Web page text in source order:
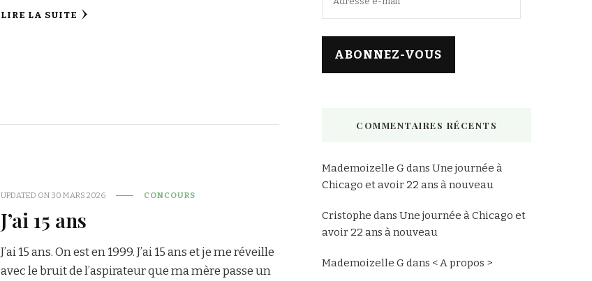
LIRE LA SUITE
UPDATED ON 30 MARS 2026 CONCOURS
J’ai 15 ans
J’ai 15 ans. On est en 1999. J’ai 15 ans et je me réveille
avec le bruit de l’aspirateur que ma mère passe un
mail
ABONNEZ-VOUS
COMMENTAIRES RÉCENTS
Mademoizelle Gdans Une journée à
Chicago et avoir 22 ans à nouveau
Cristophe dans Une journée à Chicago et
avoir 22 ans à nouveau
Mademoizelle Gdans < A propos >